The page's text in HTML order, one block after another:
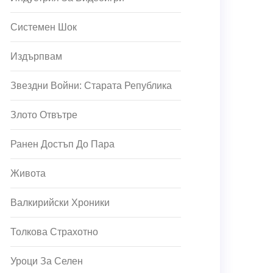
Системен Шок
Издърпвам
Звездни Войни: Старата Република
Злото Отвътре
Ранен Достъп До Пара
Живота
Валкирийски Хроники
Толкова Страхотно
Уроци За Селен